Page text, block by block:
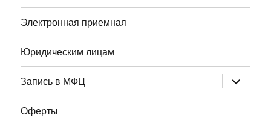
Электронная приемная
Юридическим лицам
Запись в МФЦ раскрыть
дочернее
меню
Оферты